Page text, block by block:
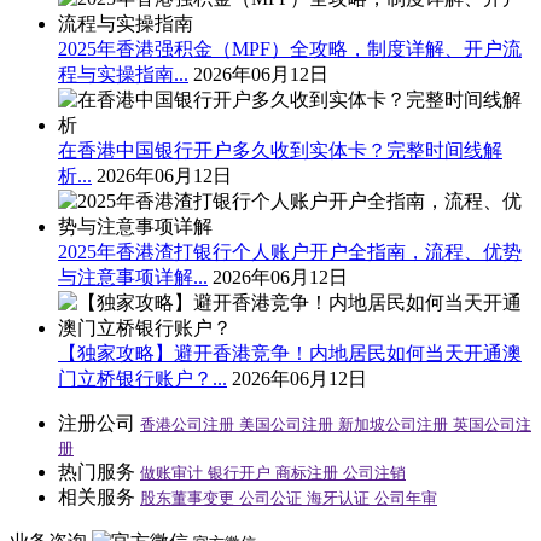
2025年香港强积金（MPF）全攻略，制度详解、开户流
程与实操指南... 2026年06月12日
在香港中国银行开户多久收到实体卡？完整时间线解
析... 2026年06月12日
2025年香港渣打银行个人账户开户全指南，流程、优势
与注意事项详解... 2026年06月12日
【独家攻略】避开香港竞争！内地居民如何当天开通澳
门立桥银行账户？... 2026年06月12日
注册公司 香港公司注册 美国公司注册 新加坡公司注册 英国公司注
册
热门服务 做账审计 银行开户 商标注册 公司注销
相关服务 股东董事变更 公司公证 海牙认证 公司年审